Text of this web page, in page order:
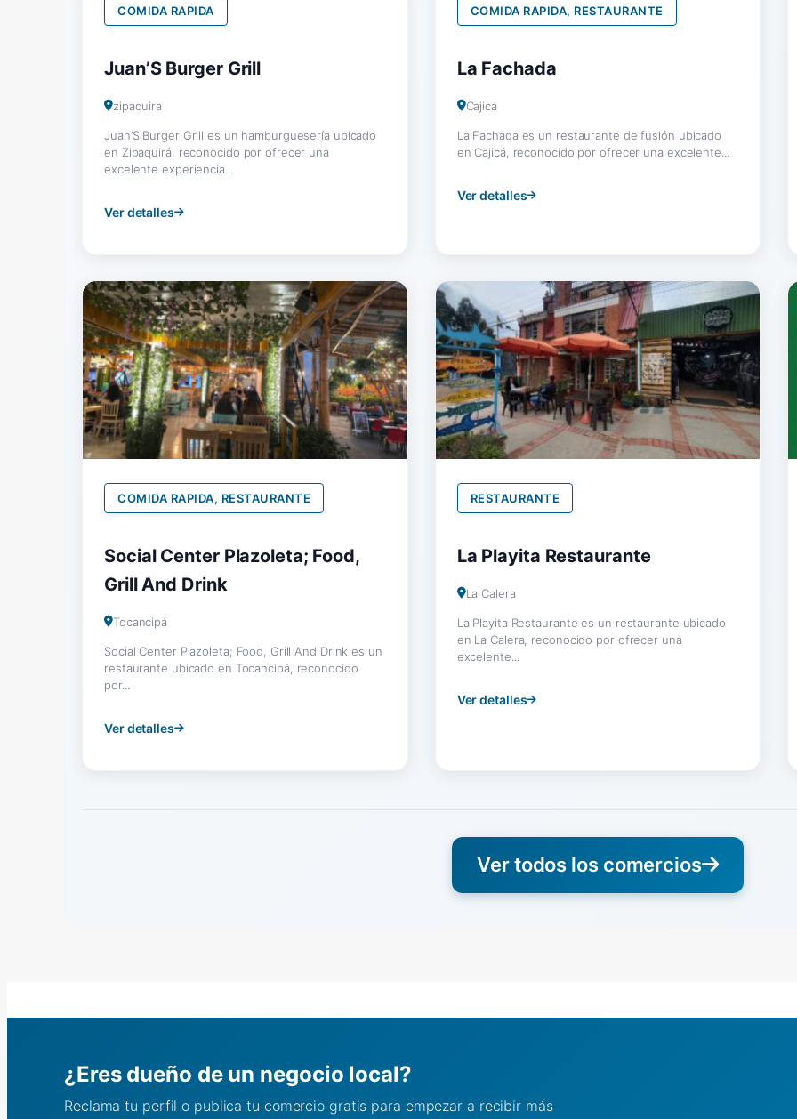
COMIDA RAPIDA
Juan’S Burger Grill
zipaquira
Juan’S Burger Grill es un hamburguesería ubicado
en Zipaquirá, reconocido por ofrecer una
excelente experiencia...
Ver detalles
COMIDA RAPIDA, RESTAURANTE
La Fachada
Cajica
La Fachada es un restaurante de fusión ubicado
en Cajicá, reconocido por ofrecer una excelente...
Ver detalles
COMIDA RAPIDA, RESTAURANTE
Social Center Plazoleta; Food,
Grill And Drink
Tocancipá
Social Center Plazoleta; Food, Grill And Drink es un
restaurante ubicado en Tocancipá, reconocido
por...
Ver detalles
RESTAURANTE
La Playita Restaurante
La Calera
La Playita Restaurante es un restaurante ubicado
en La Calera, reconocido por ofrecer una
excelente...
Ver detalles
Ver todos los comercios
¿Eres dueño de un negocio local?
Reclama tu perfil o publica tu comercio gratis para empezar a recibir más